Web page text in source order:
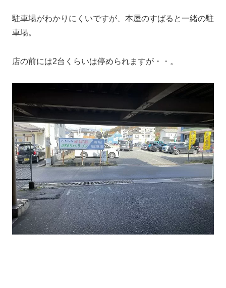
駐車場がわかりにくいですが、本屋のすばると一緒の駐
車場。
店の前には2台くらいは停められますが・・。